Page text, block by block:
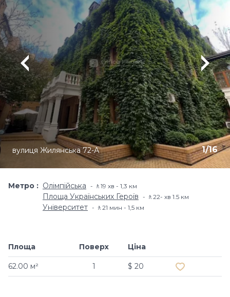
1/16
вулиця Жилянська 72-А
Метро Олімпійська 🚶19 хв - 1,3 км
Площа Українських Героїв 🚶22- хв​ 1.5 км
Університет 🚶21 мин - 1,5 км
Площа
62.00 м²
Поверх
1
Ціна
$ 20